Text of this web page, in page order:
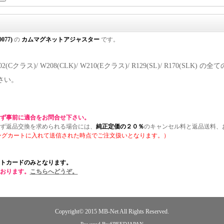
の カムマグネットアジャスターです。
クラス)/ W208(CLK)/ W210(Eクラス)/ R129(SL)/ R170(SLK) の全
。
事前に適合をお問合せ下さい。
返品交換を求められる場合には、 純正定価の２０％のキャンセル料と返品送料
カートに入れて送信された時点でご注文扱いとなります。）
カードのみとなります。
ります。 こちらへどうぞ。
Copyright© 2015 MB-NetAll Rights Reserved.